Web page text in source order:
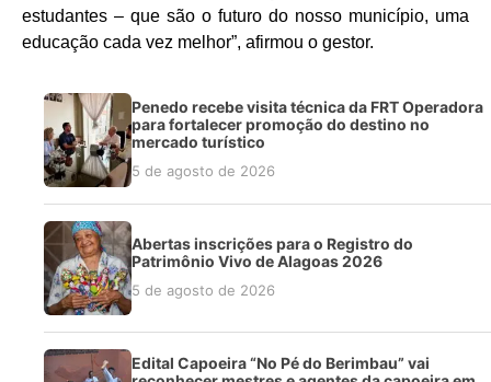
estudantes – que são o futuro do nosso município, uma
educação cada vez melhor”, afirmou o gestor.
Penedo recebe visita técnica da FRT Operadora
para fortalecer promoção do destino no
mercado turístico
5 de agosto de 2026
Abertas inscrições para o Registro do
Patrimônio Vivo de Alagoas 2026
5 de agosto de 2026
Edital Capoeira “No Pé do Berimbau” vai